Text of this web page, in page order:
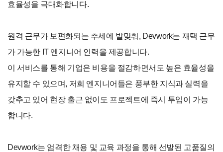
효율성을 극대화합니다.
원격 근무가 보편화되는 추세에 발맞춰, Devwork는 재택 근무
가 가능한 IT 엔지니어 인력을 제공합니다.
이 서비스를 통해 기업은 비용을 절감하면서도 높은 효율성을
유지할 수 있으며, 저희 엔지니어들은 풍부한 지식과 실력을
갖추고 있어 현장 출근 없이도 프로젝트에 즉시 투입이 가능
합니다.
Devwork는 엄격한 채용 및 교육 과정을 통해 선발된 고품질의